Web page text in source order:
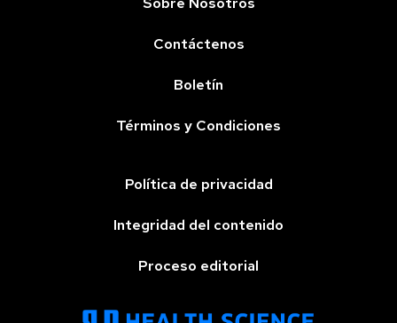
Contáctenos
Boletín
Términos y Condiciones
Política de privacidad
Integridad del contenido
Proceso editorial